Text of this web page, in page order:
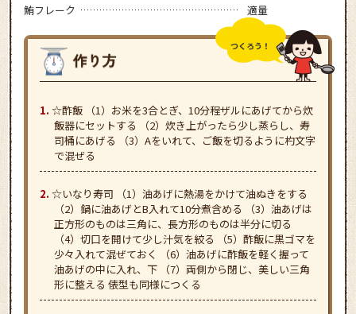
鮪フレーク
適量
つくろう！
☆酢飯 （1）お米を3合とぎ、10分程ザルにあげてから炊
飯器にセットする （2）炊き上がったら少し蒸らし、寿
司桶にあげる （3）Aをいれて、ご飯を切るように杓文字
で混ぜる
☆いなり寿司 （1）油あげに熱湯をかけて油ぬきをする
（2）鍋に油あげとB入れて10分煮含める （3）油あげは
正方形のものは三角に、長方形のものは半分に切る
（4）切口を開けて少し汁気を絞る （5）酢飯に黒ゴマを
少々入れて混ぜておく （6）油あげに酢飯を軽く握って
油あげの中に入れ、下 （7）両側から閉じ、美しい三角
形に整える 俵型も同様につくる